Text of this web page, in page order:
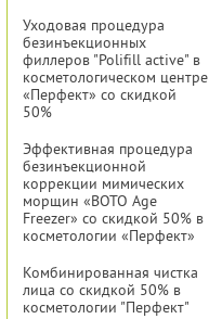
Уходовая процедура
безинъекционных
филлеров "Polifill active" в
косметологическом центре
«Перфект» со скидкой
50%
Эффективная процедура
безинъекционной
коррекции мимических
морщин «BOTO Age
Freezer» со скидкой 50% в
косметологии «Перфект»
Комбинированная чистка
лица со скидкой 50% в
косметологии "Перфект"